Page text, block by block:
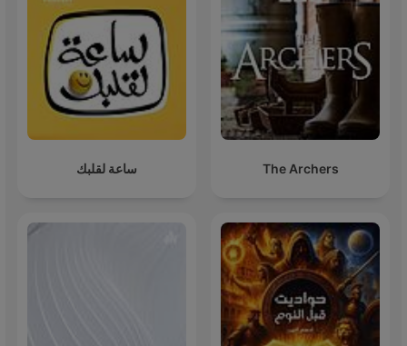
ساعة لقلبك The Archers